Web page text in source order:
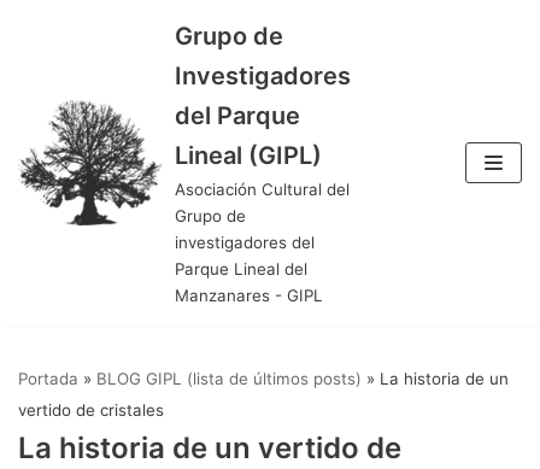
contenido
Grupo de
Investigadores
del Parque
Lineal (GIPL)
Asociación Cultural del
Grupo de
investigadores del
Parque Lineal del
Manzanares - GIPL
Portada » BLOG GIPL (lista de últimos posts) » La historia de un
vertido de cristales
La historia de un vertido de